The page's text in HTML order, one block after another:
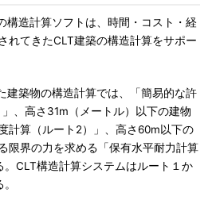
造計算ソフトは、時間・コスト・経
れてきたCLT建築の構造計算をサポー
築物の構造計算では、「簡易的な許
、高さ31m（メートル）以下の建物
計算（ルート2）」、高さ60m以下の
限界の力を求める「保有水平耐力計算
。CLT構造計算システムはルート１か